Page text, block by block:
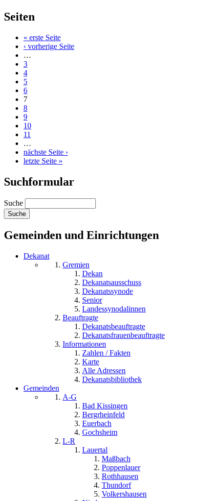
Seiten
« erste Seite
‹ vorherige Seite
…
3
4
5
6
7
8
9
10
11
…
nächste Seite ›
letzte Seite »
Suchformular
Suche
Gemeinden und Einrichtungen
Dekanat
Gremien
Dekan
Dekanatsausschuss
Dekanatssynode
Senior
Landessynodalinnen
Beauftragte
Dekanatsbeauftragte
Dekanatsfrauenbeauftragte
Informationen
Zahlen / Fakten
Karte
Alle Adressen
Dekanatsbibliothek
Gemeinden
A-G
Bad Kissingen
Bergrheinfeld
Euerbach
Gochsheim
L-R
Lauertal
Maßbach
Poppenlauer
Rothhausen
Thundorf
Volkershausen